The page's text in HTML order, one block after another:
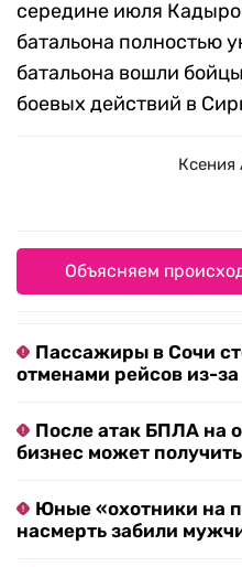
середине июля
батальона полностью
батальона вошли
боевых действий в
Ксения
Объясняем
Пассажиры в Сочи
отменами рейсов из-
После атак БПЛА на
бизнес может
Юные «охотники на
насмерть забили